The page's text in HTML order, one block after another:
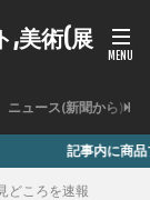
,美術(展
ニュース(新聞から)
ーションを含む場合が
どころを速報